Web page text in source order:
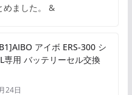
めました。 &
アイボ ERS-300 シ
専用 バッテリーセル交換
24日